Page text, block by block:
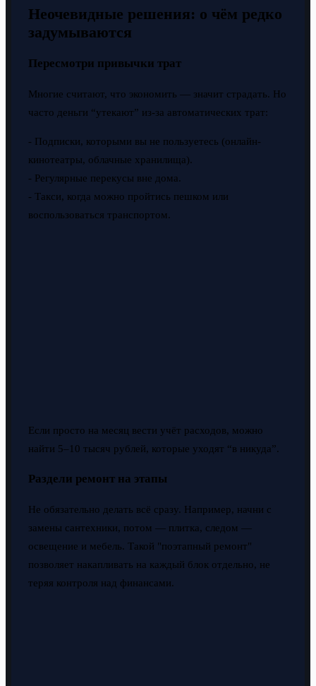
Неочевидные решения: о чём редко
задумываются
Пересмотри привычки трат
Многие считают, что экономить — значит страдать. Но
часто деньги “утекают” из-за автоматических трат:
- Подписки, которыми вы не пользуетесь (онлайн-
кинотеатры, облачные хранилища).
- Регулярные перекусы вне дома.
- Такси, когда можно пройтись пешком или
воспользоваться транспортом.
Если просто на месяц вести учёт расходов, можно
найти 5–10 тысяч рублей, которые уходят “в никуда”.
Раздели ремонт на этапы
Не обязательно делать всё сразу. Например, начни с
замены сантехники, потом — плитка, следом —
освещение и мебель. Такой "поэтапный ремонт"
позволяет накапливать на каждый блок отдельно, не
теряя контроля над финансами.